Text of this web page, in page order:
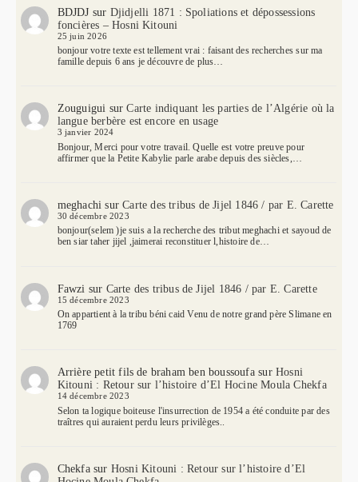
BDJDJ sur Djidjelli 1871 : Spoliations et dépossessions
foncières – Hosni Kitouni
25 juin 2026
bonjour votre texte est tellement vrai : faisant des recherches sur ma
famille depuis 6 ans je découvre de plus…
Zouguigui surCarte indiquant les parties de l’Algérie où la
langue berbère est encore en usage
3 janvier 2024
Bonjour, Merci pour votre travail. Quelle est votre preuve pour
affirmer que la Petite Kabylie parle arabe depuis des siècles,…
meghachi surCarte des tribus de Jijel 1846 / par E. Carette
30 décembre 2023
bonjour(selem )je suis a la recherche des tribut meghachi et sayoud de
ben siar taher jijel ,jaimerai reconstituer l,histoire de…
Fawzi sur Carte des tribus de Jijel 1846 / par E. Carette
15 décembre 2023
On appartient à la tribu béni caid Venu de notre grand père Slimane en
1769
Arrière petit fils de braham ben boussoufasur Hosni
Kitouni : Retour sur l’histoire d’El Hocine Moula Chekfa
14 décembre 2023
Selon ta logique boiteuse l'insurrection de 1954 a été conduite par des
traîtres qui auraient perdu leurs privilèges..
Chekfasur Hosni Kitouni : Retour sur l’histoire d’El